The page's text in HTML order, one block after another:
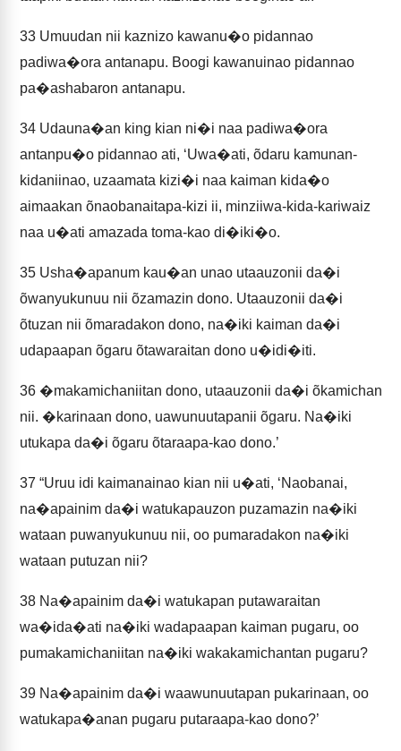
33 Umuudan nii kaznizo kawanu�o pidannao
padiwa�ora antanapu. Boogi kawanuinao pidannao
pa�ashabaron antanapu.
34 Udauna�an king kian ni�i naa padiwa�ora
antanpu�o pidannao ati, ‘Uwa�ati, õdaru kamunan-
kidaniinao, uzaamata kizi�i naa kaiman kida�o
aimaakan õnaobanaitapa-kizi ii, minziiwa-kida-kariwaiz
naa u�ati amazada toma-kao di�iki�o.
35 Usha�apanum kau�an unao utaauzonii da�i
õwanyukunuu nii õzamazin dono. Utaauzonii da�i
õtuzan nii õmaradakon dono, na�iki kaiman da�i
udapaapan õgaru õtawaraitan dono u�idi�iti.
36 �makamichaniitan dono, utaauzonii da�i õkamichan
nii. �karinaan dono, uawunuutapanii õgaru. Na�iki
utukapa da�i õgaru õtaraapa-kao dono.’
37 “Uruu idi kaimanainao kian nii u�ati, ‘Naobanai,
na�apainim da�i watukapauzon puzamazin na�iki
wataan puwanyukunuu nii, oo pumaradakon na�iki
wataan putuzan nii?
38 Na�apainim da�i watukapan putawaraitan
wa�ida�ati na�iki wadapaapan kaiman pugaru, oo
pumakamichaniitan na�iki wakakamichantan pugaru?
39 Na�apainim da�i waawunuutapan pukarinaan, oo
watukapa�anan pugaru putaraapa-kao dono?’